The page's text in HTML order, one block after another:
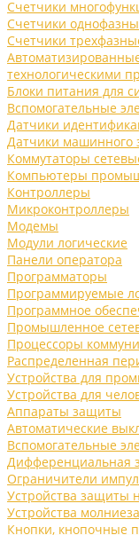
Счетчики
Счетчики
Счетчики
технологическими
Блоки питания для
Вспомогательные
Датчики
Датчики машинного
Коммутаторы
Компьютеры
Контроллеры
Микроконтроллеры
Модемы
Модули логические
Панели оператора
Программаторы
Программируемые
Программное
Промышленное
Процессоры
Распределенная
Устройства для
Устройства для
Аппараты защиты
Автоматические
Вспомогательные
Дифференциальная
Ограничители
Устройства защиты
Устройства
Кнопки, кнопочные